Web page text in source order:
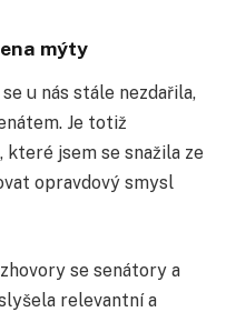
mýty
u nás stále nezdařila,
Je totiž
které jsem se snažila ze
opravdový smysl
se senátory a
relevantní a